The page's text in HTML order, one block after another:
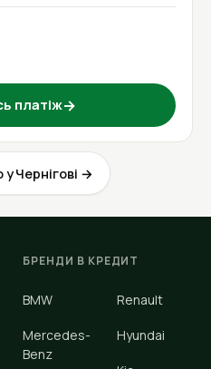
платіж→
Чернігові →
БРЕНДИ В КРЕДИТ
BMW
Mercedes-
Benz
Renault
Hyundai